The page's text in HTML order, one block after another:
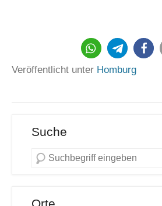
281
Veröffentlicht unter Homburg
Suche